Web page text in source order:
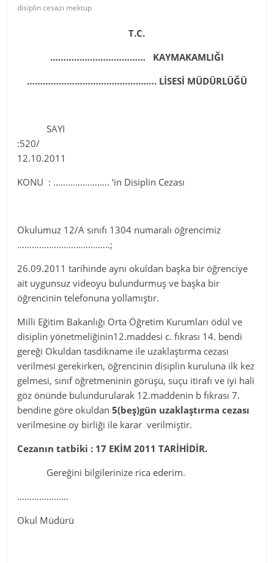
disiplin cesazı mektup
T.C.
……………………………… KAYMAKAMLIĞI
…………………………………………. LİSESİ MÜDÜRLÜĞÜ
SAYI
:520/
12.10.2011
KONU : ………………….. ‘in Disiplin Cezası
Okulumuz 12/A sınıfı 1304 numaralı öğrencimiz
………………………………..;
26.09.2011 tarihinde aynı okuldan başka bir öğrenciye
ait uygunsuz videoyu bulundurmuş ve başka bir
öğrencinin telefonuna yollamıştır.
Milli Eğitim Bakanlığı Orta Öğretim Kurumları ödül ve
disiplin yönetmeliğinin12.maddesi c. fıkrası 14. bendi
gereği Okuldan tasdikname ile uzaklaştırma cezası
verilmesi gerekirken, öğrencinin disiplin kuruluna ilk kez
gelmesi, sınıf öğretmeninin görüşü, suçu itirafı ve iyi hali
göz önünde bulundurularak 12.maddenin b fıkrası 7.
bendine göre okuldan5(beş)gün uzaklaştırma cezası
verilmesine oy birliği ile karar verilmiştir.
Cezanın tatbiki : 17 EKİM 2011 TARİHİDİR.
Gereğini bilgilerinize rica ederim.
…………………
Okul Müdürü